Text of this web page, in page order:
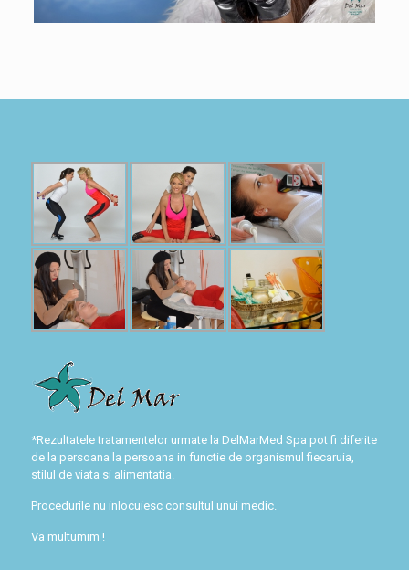
*Rezultatele tratamentelor urmate la DelMarMed Spa pot fi diferite
de la persoana la persoana in functie de organismul fiecaruia,
stilul de viata si alimentatia.
Procedurile nu inlocuiesc consultul unui medic.
Va multumim !